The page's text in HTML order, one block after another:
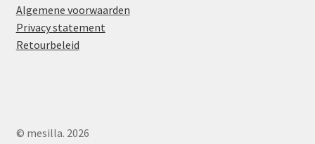
Algemene voorwaarden
Privacy statement
Retourbeleid
© mesilla. 2026